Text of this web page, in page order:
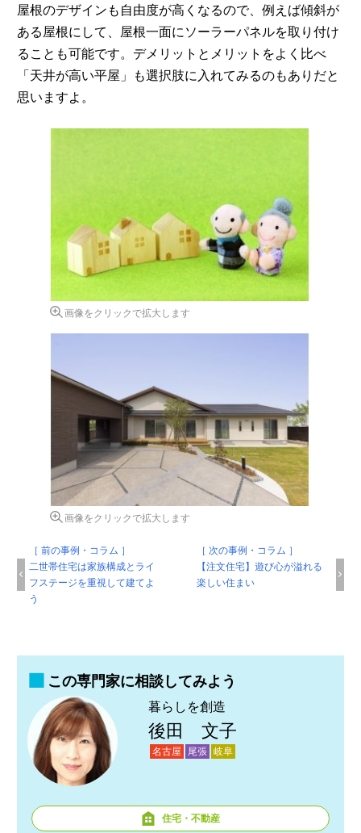
屋根のデザインも自由度が高くなるので、例えば傾斜が
ある屋根にして、屋根一面にソーラーパネルを取り付け
ることも可能です。デメリットとメリットをよく比べ
「天井が高い平屋」も選択肢に入れてみるのもありだと
思いますよ。
画像をクリックで拡大します
画像をクリックで拡大します
［ 前の事例・コラム ］
二世帯住宅は家族構成とライ
フステージを重視して建てよ
う
［ 次の事例・コラム ］
【注文住宅】遊び心が溢れる
楽しい住まい
この専門家に相談してみよう
暮らしを創造
後田 文子
名古屋 尾張 岐阜
住宅・不動産